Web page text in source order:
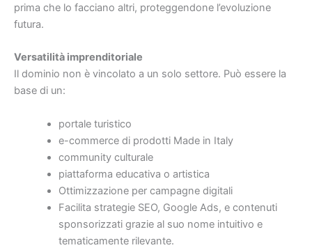
prima che lo facciano altri, proteggendone l’evoluzione
futura.
Versatilità imprenditoriale
Il dominio non è vincolato a un solo settore. Può essere la
base di un:
portale turistico
e-commerce di prodotti Made in Italy
community culturale
piattaforma educativa o artistica
Ottimizzazione per campagne digitali
Facilita strategie SEO, Google Ads, e contenuti
sponsorizzati grazie al suo nome intuitivo e
tematicamente rilevante.